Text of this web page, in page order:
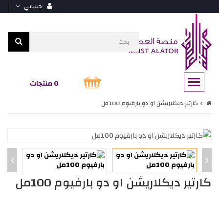
حسابي
0 منتجات
كارتير ديكلاريشن او دو بارفيوم 100مل
كارتير ديكلاريشن او دو بارفيوم 100مل